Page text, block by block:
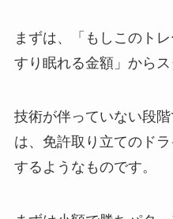
まずは、「もしこのト
すり眠れる金額」からス
技術が伴っていない段
は、免許取り立てのド
するようなものです。